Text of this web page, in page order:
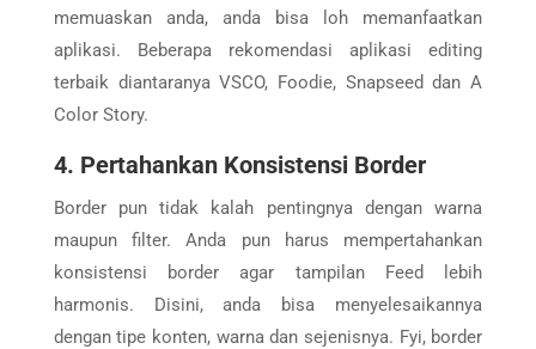
memuaskan anda, anda bisa loh memanfaatkan
aplikasi. Beberapa rekomendasi aplikasi editing
terbaik diantaranya VSCO, Foodie, Snapseed dan A
Color Story.
4. Pertahankan Konsistensi Border
Border pun tidak kalah pentingnya dengan warna
maupun filter. Anda pun harus mempertahankan
konsistensi border agar tampilan Feed lebih
harmonis. Disini, anda bisa menyelesaikannya
dengan tipe konten, warna dan sejenisnya. Fyi, border